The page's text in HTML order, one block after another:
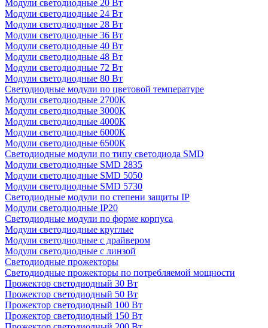
Модули светодиодные 20 Вт
Модули светодиодные 24 Вт
Модули светодиодные 28 Вт
Модули светодиодные 36 Вт
Модули светодиодные 40 Вт
Модули светодиодные 48 Вт
Модули светодиодные 72 Вт
Модули светодиодные 80 Вт
Светодиодные модули по цветовой температуре
Модули светодиодные 2700К
Модули светодиодные 3000К
Модули светодиодные 4000К
Модули светодиодные 6000К
Модули светодиодные 6500К
Светодиодные модули по типу светодиода SMD
Модули светодиодные SMD 2835
Модули светодиодные SMD 5050
Модули светодиодные SMD 5730
Светодиодные модули по степени защиты IP
Модули светодиодные IP20
Светодиодные модули по форме корпуса
Модули светодиодные круглые
Модули светодиодные с драйвером
Модули светодиодные с линзой
Светодиодные прожекторы
Светодиодные прожекторы по потребляемой мощности
Прожектор светодиодный 30 Вт
Прожектор светодиодный 50 Вт
Прожектор светодиодный 100 Вт
Прожектор светодиодный 150 Вт